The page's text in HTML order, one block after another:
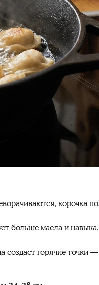
корочка
больше масла и
создаст горячие точки